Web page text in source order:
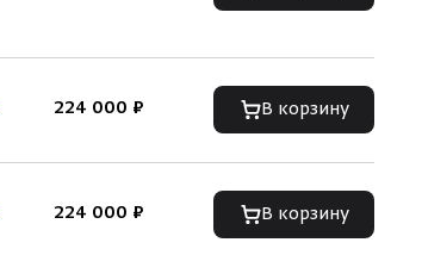
224 000 ₽ В корзину
224 000 ₽ В корзину